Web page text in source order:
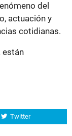
del
actuación y
cotidianas.
están
Twitter